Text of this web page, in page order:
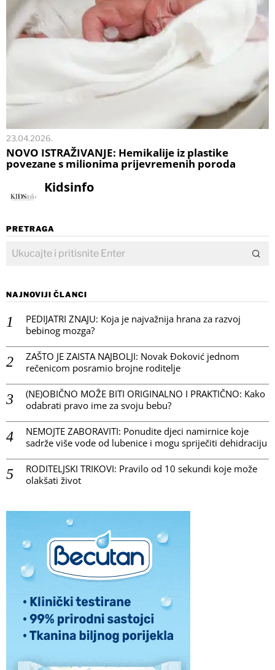
23.04.2026.
NOVO ISTRAŽIVANJE: Hemikalije iz plastike
povezane s milionima prijevremenih poroda
Kidsinfo
PRETRAGA
NAJNOVIJI ČLANCI
PEDIJATRI ZNAJU: Koja je najvažnija hrana za razvoj
bebinog mozga?
ZAŠTO JE ZAISTA NAJBOLJI: Novak Đoković jednom
rečenicom posramio brojne roditelje
(NE)OBIČNO MOŽE BITI ORIGINALNO I PRAKTIČNO: Kako
odabrati pravo ime za svoju bebu?
NEMOJTE ZABORAVITI: Ponudite djeci namirnice koje
sadrže više vode od lubenice i mogu spriječiti dehidraciju
RODITELJSKI TRIKOVI: Pravilo od 10 sekundi koje može
olakšati život